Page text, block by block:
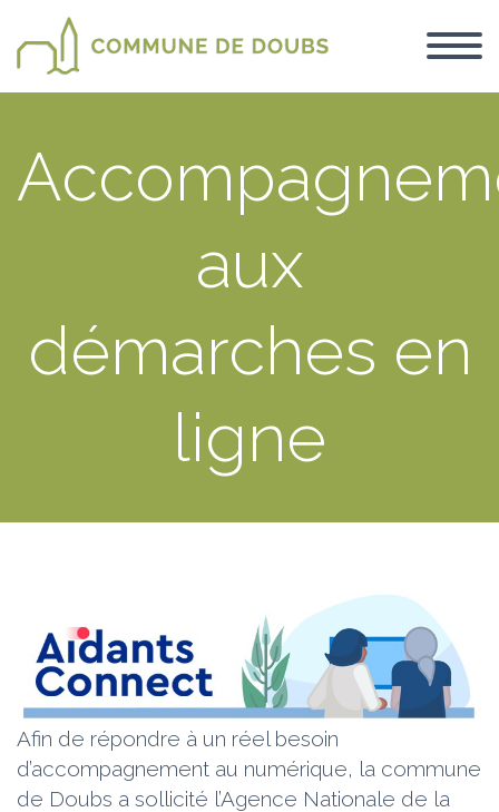
aux
démarches en
ligne
Afin de répondre à un réel besoin
d’accompagnement au numérique, la commune
de Doubs a sollicité l’Agence Nationale de la